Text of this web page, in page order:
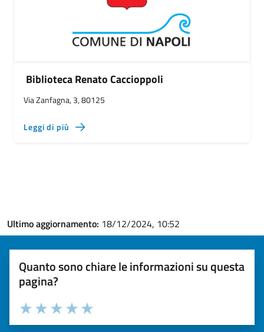
Biblioteca Renato Caccioppoli
Via Zanfagna, 3, 80125
Leggi di più
Ultimo aggiornamento: 18/12/2024, 10:52
Quanto sono chiare le informazioni su questa
pagina?
Valuta la chiarezza delle informazioni (da 1 a 5 stelle)
Seleziona il numero di stelle per valutare la chiarezza delle
Valuta 5 stelle su 5
Valuta 4 stelle su 5
Valuta 3 stelle su 5
Valuta 2 stelle su 5
Valuta 1 stelle su 5